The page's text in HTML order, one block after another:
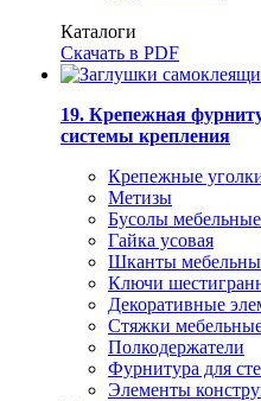
Каталоги
Скачать в PDF
19. Крепежная
системы крепления
Крепежные
Метизы
Бусолы мебельные
Гайка усовая
Шканты
Ключи
Декоративные
Стяжки
Полкодержатели
Фурнитура для
Элементы